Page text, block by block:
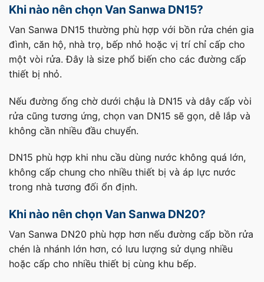
Khi nào nên chọn Van Sanwa DN15?
Van Sanwa DN15 thường phù hợp với bồn rửa chén gia
đình, căn hộ, nhà trọ, bếp nhỏ hoặc vị trí chỉ cấp cho
một vòi rửa. Đây là size phổ biến cho các đường cấp
thiết bị nhỏ.
Nếu đường ống chờ dưới chậu là DN15 và dây cấp vòi
rửa cũng tương ứng, chọn van DN15 sẽ gọn, dễ lắp và
không cần nhiều đầu chuyển.
DN15 phù hợp khi nhu cầu dùng nước không quá lớn,
không cấp chung cho nhiều thiết bị và áp lực nước
trong nhà tương đối ổn định.
Khi nào nên chọn Van Sanwa DN20?
Van Sanwa DN20 phù hợp hơn nếu đường cấp bồn rửa
chén là nhánh lớn hơn, có lưu lượng sử dụng nhiều
hoặc cấp cho nhiều thiết bị cùng khu bếp.